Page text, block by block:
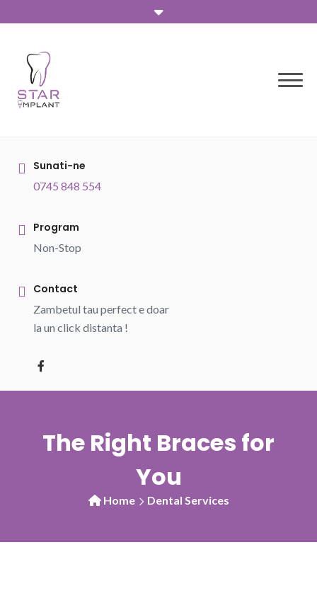
to
Sunati-ne
0745 848 554
Program
Non-Stop
Contact
Zambetul tau perfect e doar
la un click distanta !
The Right Braces for
You
Home Dental Services